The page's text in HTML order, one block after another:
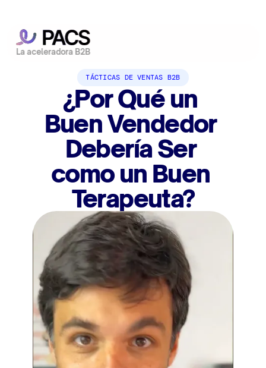
La aceleradora B2B
TÁCTICAS DE VENTAS B2B
¿Por Qué un
Buen Vendedor
Debería Ser
como un Buen
Terapeuta?